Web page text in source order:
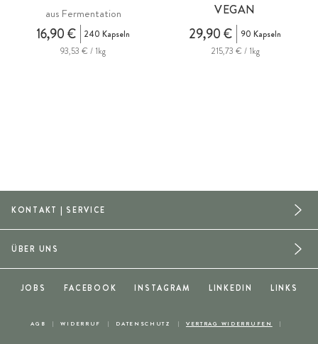
aus Fermentation
16,90 €
240 Kapseln
93,53 € / 1kg
VEGAN
29,90 €
90 Kapseln
215,73 € / 1kg
KONTAKT | SERVICE
AGB WIDERRUF DATENSCHUTZ VERTRAG WIDERRUFEN
ÜBER UNS
JOBS FACEBOOK INSTAGRAM LINKEDIN LINKS